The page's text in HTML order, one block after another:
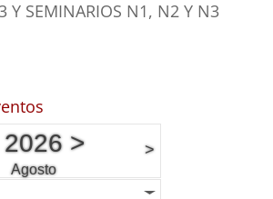
Y SEMINARIOS N1, N2 Y N3
2026>
Agosto
>